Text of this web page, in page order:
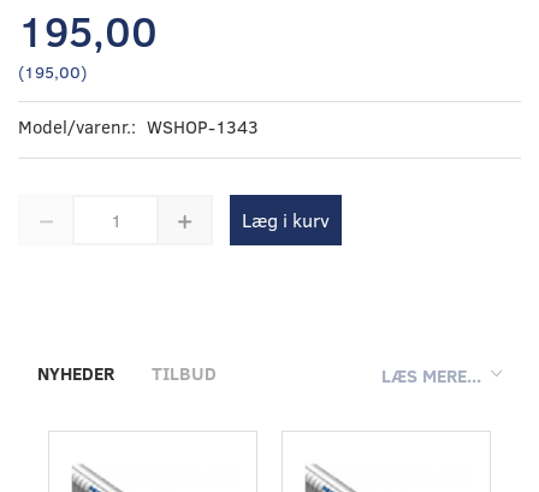
195,00
(195,00)
Model/varenr.: WSHOP-1343
Læg i kurv
LÆS MERE...
NYHEDER TILBUD